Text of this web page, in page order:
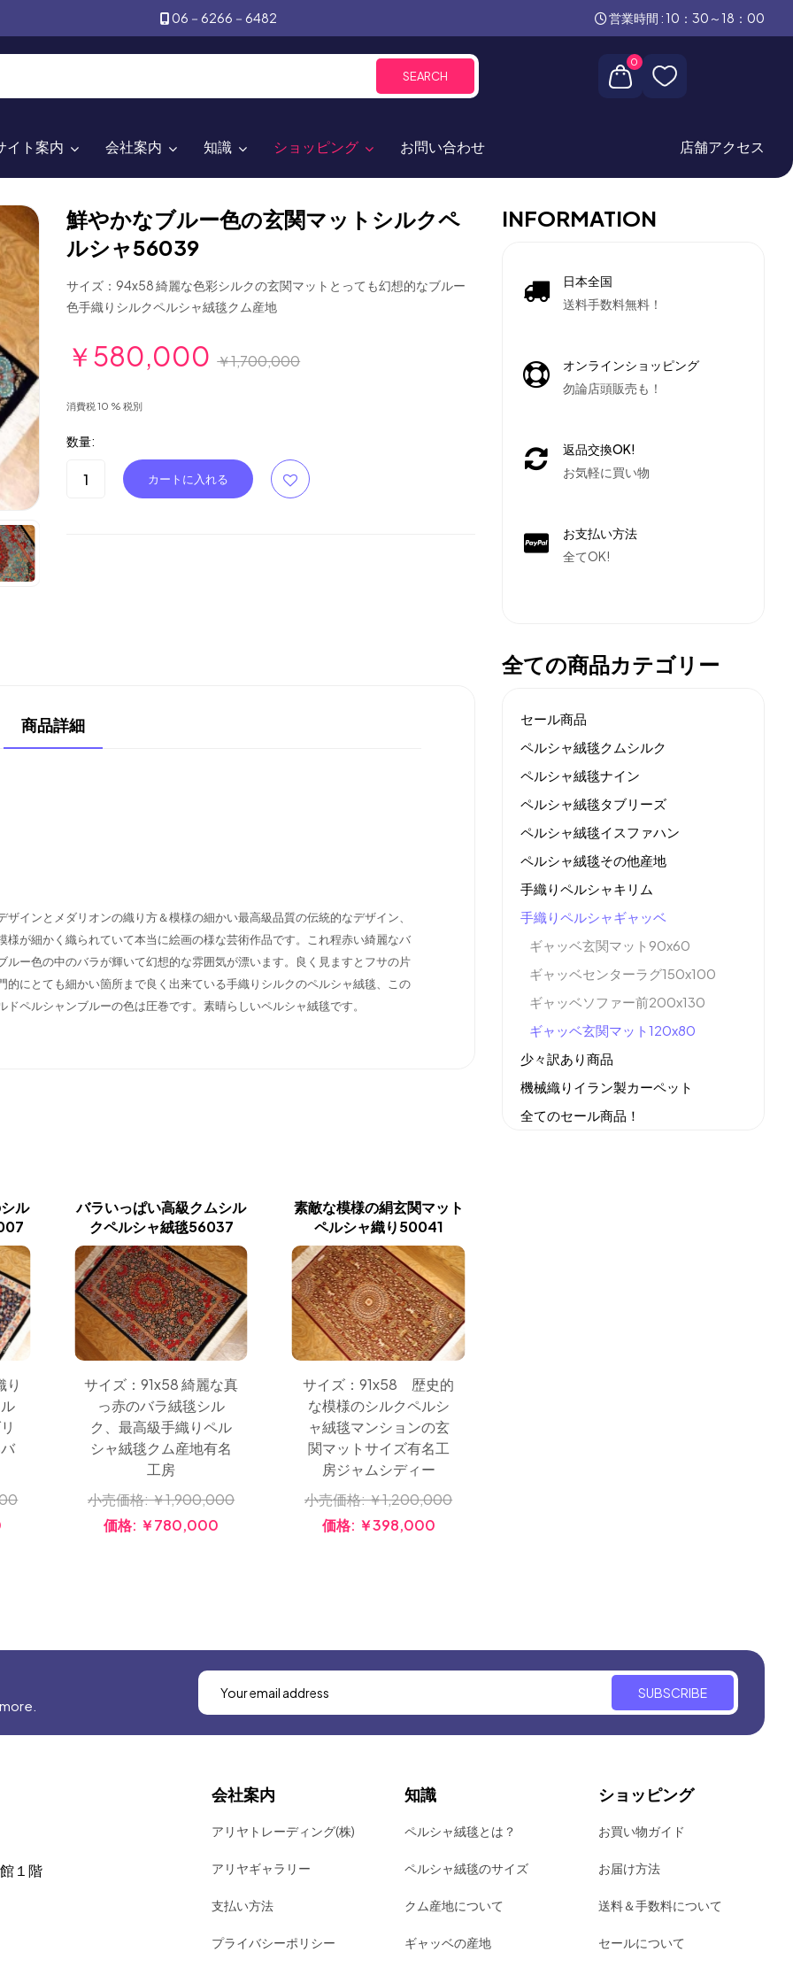
06－6266－6482 営業時間 : 10：30～18：00
SEARCH
0
イト案内 会社案内 知識 ショッピング お問い合わせ 店舗アクセス
鮮やかなブルー色の玄関マットシルクペ
ルシャ56039
サイズ：94x58 綺麗な色彩シルクの玄関マットとっても幻想的なブルー
色手織りシルクペルシャ絨毯クム産地
￥580,000 ￥1,700,000
消費税 10 % 税別
数量:
商品詳細
インとメダリオンの織り方＆模様の細かい最高級品質の伝統的なデザイン、
が細かく織られていて本当に絵画の様な芸術作品です。これ程赤い綺麗なバ
ー色の中のバラが輝いて幻想的な雰囲気が漂います。良く見ますとフサの片
にとても細かい箇所まで良く出来ている手織りシルクのペルシャ絨毯、この
ペルシャンブルーの色は圧巻です。素晴らしいペルシャ絨毯です。
ル
バラいっぱい高級クムシル
クペルシャ絨毯56037
サイズ：91x58 綺麗な真
っ赤のバラ絨毯シル
ク、最高級手織りペル
シャ絨毯クム産地有名
工房
小売価格:￥1,900,000
価格: ￥780,000
素敵な模様の絹玄関マット
ペルシャ織り50041
サイズ：91x58 歴史的
な模様のシルクペルシ
ャ絨毯マンションの玄
関マットサイズ有名工
房ジャムシディー
小売価格:￥1,200,000
価格: ￥398,000
INFORMATION
日本全国
送料手数料無料！
オンラインショッピング
勿論店頭販売も！
返品交換OK!
お気軽に買い物
お支払い方法
全てOK!
全ての商品カテゴリー
セール商品
ペルシャ絨毯クムシルク
ペルシャ絨毯ナイン
ペルシャ絨毯タブリーズ
ペルシャ絨毯イスファハン
ペルシャ絨毯その他産地
手織りペルシャキリム
手織りペルシャギャッベ
ギャッベ玄関マット90x60
ギャッベセンターラグ150x100
ギャッベソファー前200x130
ギャッベ玄関マット120x80
少々訳あり商品
機械織りイラン製カーペット
全てのセール商品！
SUBSCRIBE
１階
会社案内
アリヤトレーディング(株)
アリヤギャラリー
支払い方法
プライバシーポリシー
知識
ペルシャ絨毯とは？
ペルシャ絨毯のサイズ
クム産地について
ギャッベの産地
ショッピング
お買い物ガイド
お届け方法
送料＆手数料について
セールについて